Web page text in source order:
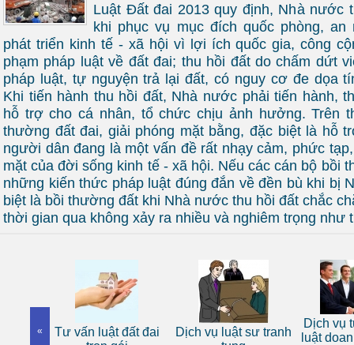
Luật Đất đai 2013 quy định, Nhà nước
khi phục vụ mục đích quốc phòng,
phát triển kinh tế - xã hội vì lợi ích quốc gia, công
phạm pháp luật về đất đai; thu hồi đất do chấm dứt
pháp luật, tự nguyện trả lại đất, có nguy cơ đe dọa
Khi tiến hành thu hồi đất, Nhà nước phải tiến hành,
hỗ trợ cho cá nhân, tổ chức chịu ảnh hưởng. Trên
thường đất đai, giải phóng mặt bằng, đặc biệt là hỗ
người dân đang là một vấn đề rất nhạy cảm, phức
mặt của đời sống kinh tế - xã hội. Nếu các cán bộ bồi
những kiến thức pháp luật đúng đắn về đền bù khi bị
biệt là bồi thường đất khi Nhà nước thu hồi đất chắc
thời gian qua không xảy ra nhiều và nghiêm trọng như
«
luật đất đai
Dịch vụ luật sư tranh
Dịch vụ tư vấn pháp
luật doanh nghiệp uy